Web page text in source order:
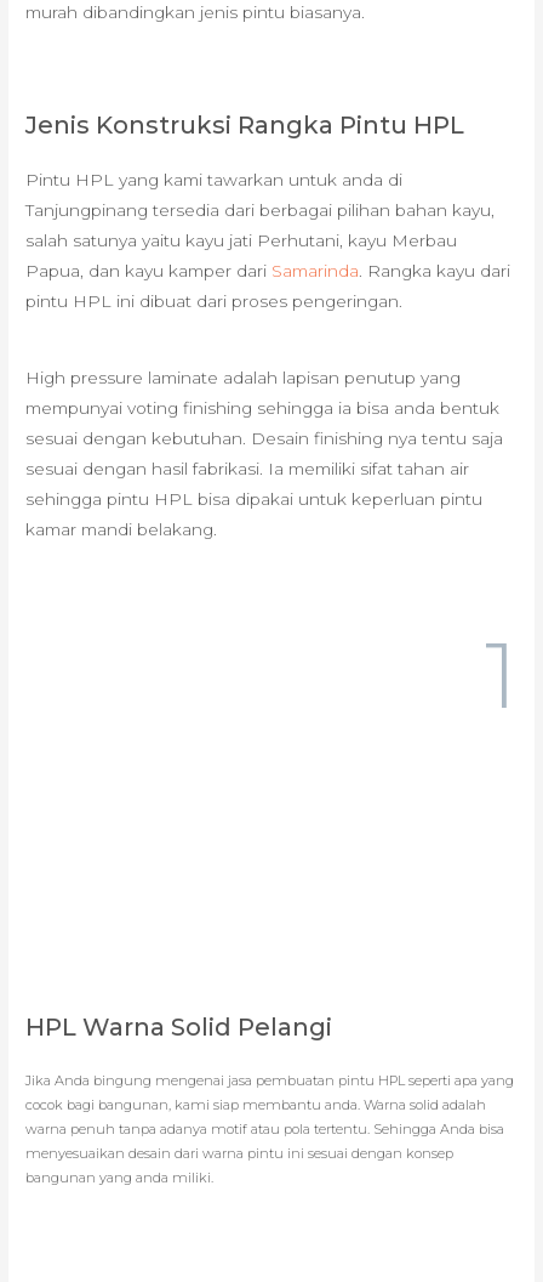
murah dibandingkan jenis pintu biasanya.
Jenis Konstruksi Rangka Pintu HPL
Pintu HPL yang kami tawarkan untuk anda di
Tanjungpinang tersedia dari berbagai pilihan bahan kayu,
salah satunya yaitu kayu jati Perhutani, kayu Merbau
Papua, dan kayu kamper dari Samarinda. Rangka kayu dari
pintu HPL ini dibuat dari proses pengeringan.
High pressure laminate adalah lapisan penutup yang
mempunyai voting finishing sehingga ia bisa anda bentuk
sesuai dengan kebutuhan. Desain finishing nya tentu saja
sesuai dengan hasil fabrikasi. Ia memiliki sifat tahan air
sehingga pintu HPL bisa dipakai untuk keperluan pintu
kamar mandi belakang.
1
HPL Warna Solid Pelangi
Jika Anda bingung mengenai jasa pembuatan pintu HPL seperti apa yang
cocok bagi bangunan, kami siap membantu anda. Warna solid adalah
warna penuh tanpa adanya motif atau pola tertentu. Sehingga Anda bisa
menyesuaikan desain dari warna pintu ini sesuai dengan konsep
bangunan yang anda miliki.